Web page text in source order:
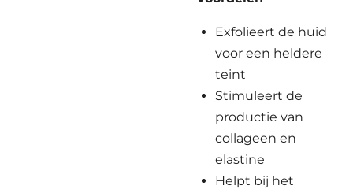
Exfolieert de huid
voor een heldere
teint
Stimuleert de
productie van
collageen en
elastine
Helpt bij het